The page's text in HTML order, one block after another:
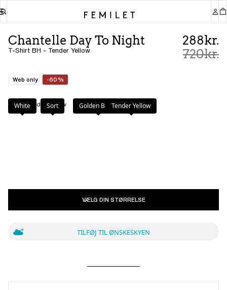
Chantelle Day To Night
T-Shirt BH - Tender Yellow
288kr.
720kr.
Web only -60%
Farve: Tender Yellow
White Sort Golden BeigeTender Yellow
VÆLG DIN STØRRELSE
TILFØJ TIL ØNSKESKYEN